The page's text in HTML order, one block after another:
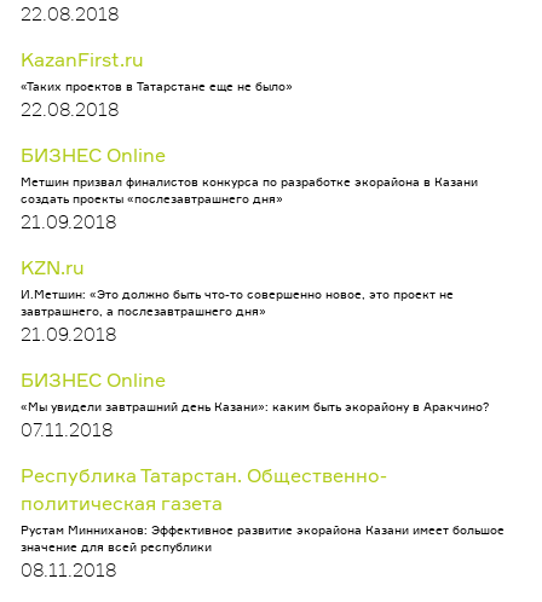
22.08.2018
KazanFirst.ru
«Таких проектов в Татарстане еще не было»
22.08.2018
БИЗНЕС Online
Метшин призвал финалистов конкурса по разработке экорайона в Казани
создать проекты «послезавтрашнего дня»
21.09.2018
KZN.ru
И.Метшин: «Это должно быть что-то совершенно новое, это проект не
завтрашнего, а послезавтрашнего дня»
21.09.2018
БИЗНЕС Online
«Мы увидели завтрашний день Казани»: каким быть экорайону в Аракчино?
07.11.2018
Республика Татарстан. Общественно-
политическая газета
Рустам Минниханов: Эффективное развитие экорайона Казани имеет большое
значение для всей республики
08.11.2018